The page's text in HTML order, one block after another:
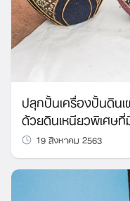
ปลุกปั้นเครื่องปั้นดิน
ด้วยดินเหนียวพิเศษ
19 สิงหาคม 2563